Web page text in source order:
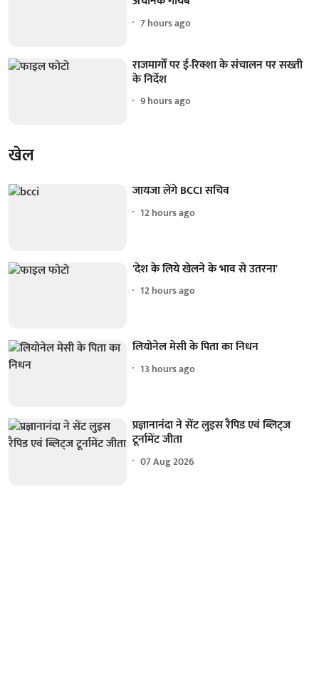
7 hours ago
राजमार्गों पर ई-रिक्शा के संचालन पर सख्ती
के निर्देश
9 hours ago
खेल
जायजा लेंगे BCCI सचिव
12 hours ago
'देश के लिये खेलने के भाव से उतरना'
12 hours ago
लियोनेल मेसी के पिता का निधन
13 hours ago
प्रज्ञानानंदा ने सेंट लुइस रैपिड एवं ब्लिट्ज
टूर्नामेंट जीता
07 Aug 2026